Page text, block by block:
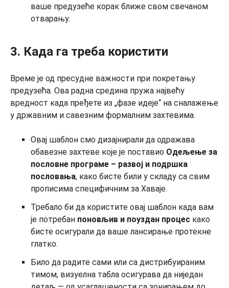
ваше предузеће корак ближе свом свечаном
отварању.
3. Када га треба користити
Време је од пресудне важности при покретању
предузећа. Ова радна средина пружа највећу
вредност када пређете из „фазе идеје“ на сналажење
у државним и савезним формалним захтевима.
Овај шаблон смо дизајнирали да одражава
обавезне захтеве које је поставио Одељење за
пословне програме – развој и подршка
пословања, како бисте били у складу са свим
прописима специфичним за Хаваје.
Требало би да користите овај шаблон када вам
је потребан поновљив и поуздан процес како
бисте осигурали да ваше лансирање протекне
глатко.
Било да радите сами или са дистрибуираним
тимом, визуелна табла осигурава да ниједан